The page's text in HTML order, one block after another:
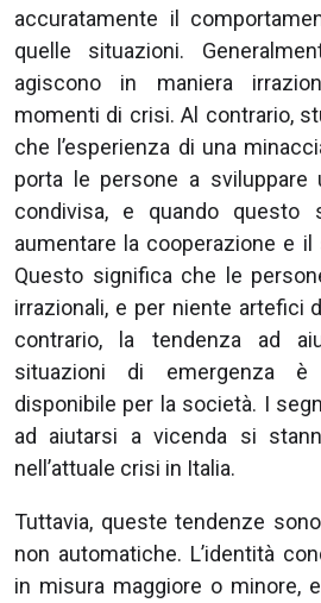
accuratamente il
quelle situazioni.
agiscono in maniera
momenti di crisi. Al contrario,
che l’esperienza di una
porta le persone a
condivisa, e quando questo
aumentare la cooperazione e
Questo significa che le
irrazionali, e per niente artefici
contrario, la tendenza ad
situazioni di emergenza
disponibile per la società. I
ad aiutarsi a vicenda si
nell’attuale crisi in Italia.
Tuttavia, queste tendenze
non automatiche. L’identità
in misura maggiore o minore,